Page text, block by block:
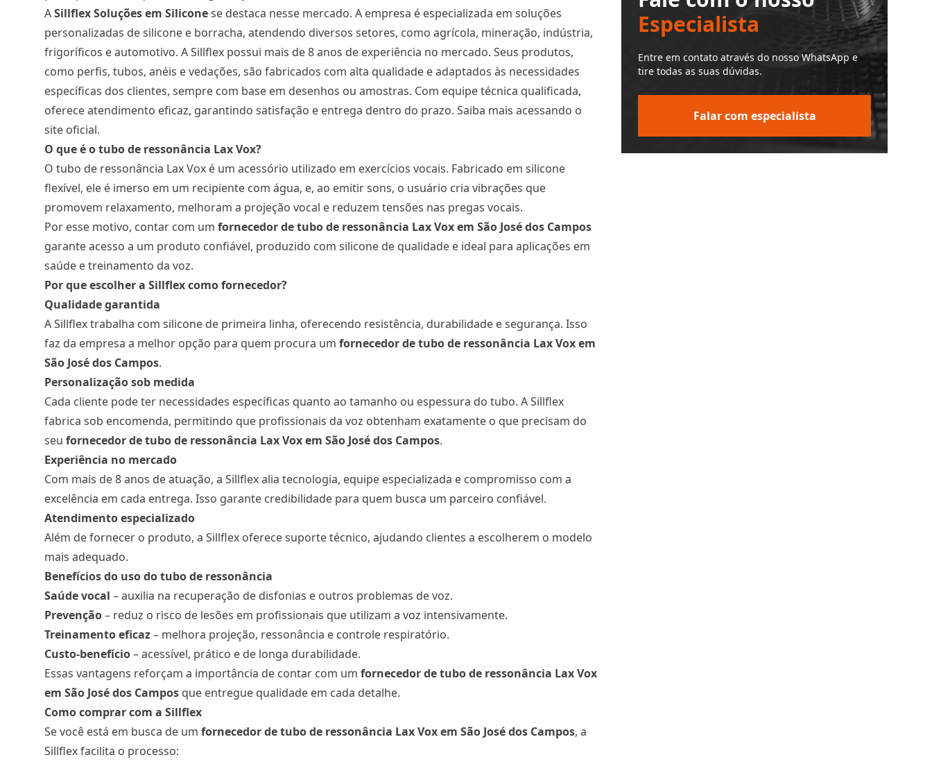
ASillflex Soluções em Siliconese destaca nesse mercado. A empresa é especializada em soluções
personalizadas de silicone e borracha, atendendo diversos setores, como agrícola, mineração, indústria,
frigoríficos e automotivo. A Sillflex possui mais de 8 anos de experiência no mercado. Seus produtos,
como perfis, tubos, anéis e vedações, são fabricados com alta qualidade e adaptados às necessidades
específicas dos clientes, sempre com base em desenhos ou amostras. Com equipe técnica qualificada,
oferece atendimento eficaz, garantindo satisfação e entrega dentro do prazo. Saiba mais acessando o
site oficial.
O que é o tubo de ressonância Lax Vox?
O tubo de ressonância Lax Vox é um acessório utilizado em exercícios vocais. Fabricado em silicone
flexível, ele é imerso em um recipiente com água, e, ao emitir sons, o usuário cria vibrações que
promovem relaxamento, melhoram a projeção vocal e reduzem tensões nas pregas vocais.
Por esse motivo, contar com um fornecedor de tubo de ressonância Lax Voxem São José dos Campos
garante acesso a um produto confiável, produzido com silicone de qualidade e ideal para aplicações em
saúde e treinamento da voz.
Por que escolher a Sillflex como fornecedor?
Qualidade garantida
A Sillflex trabalha com silicone de primeira linha, oferecendo resistência, durabilidade e segurança. Isso
faz da empresa a melhor opção para quem procura um fornecedor de tubo de ressonância Lax Voxem
São José dos Campos.
Personalização sob medida
Cada cliente pode ter necessidades específicas quanto ao tamanho ou espessura do tubo. A Sillflex
fabrica sob encomenda, permitindo que profissionais da voz obtenham exatamente o que precisam do
seu fornecedor de tubo de ressonância Lax Voxem São José dos Campos.
Experiência no mercado
Com mais de 8 anos de atuação, a Sillflex alia tecnologia, equipe especializada e compromisso com a
excelência em cada entrega. Isso garante credibilidade para quem busca um parceiro confiável.
Atendimento especializado
Além de fornecer o produto, a Sillflex oferece suporte técnico, ajudando clientes a escolherem o modelo
mais adequado.
Benefícios do uso do tubo de ressonância
Saúde vocal – auxilia na recuperação de disfonias e outros problemas de voz.
Prevenção– reduz o risco de lesões em profissionais que utilizam a voz intensivamente.
Treinamento eficaz– melhora projeção, ressonância e controle respiratório.
Custo-benefício– acessível, prático e de longa durabilidade.
Essas vantagens reforçam a importância de contar com um fornecedor de tubo de ressonância Lax Vox
em São José dos Campos que entregue qualidade em cada detalhe.
Como comprar com a Sillflex
Se você está em busca de um fornecedor de tubo de ressonância Lax Voxem São José dos Campos, a
Sillflex facilita o processo:
Especialista
Entre em contato através do nosso WhatsApp e
tire todas as suas dúvidas.
Falar com especialista